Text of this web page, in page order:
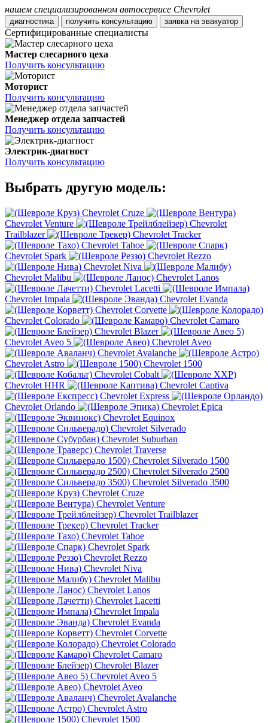
нашем специализированном автосервисе Chevrolet
диагностика получить консультацию заявка на эвакуатор
Сертифицированные специалисты
Мастер слесарного цеха
Получить консультацию
Моторист
Получить консультацию
Менеджер отдела запчастей
Получить консультацию
Электрик-диагност
Получить консультацию
Выбрать другую модель:
Chevrolet Cruze
Chevrolet Venture
Chevrolet
Trailblazer
Chevrolet Tracker
Chevrolet Tahoe
Chevrolet Spark
Chevrolet Rezzo
Chevrolet Niva
Chevrolet Malibu
Chevrolet Lanos
Chevrolet Lacetti
Chevrolet Impala
Chevrolet Evanda
Chevrolet Corvette
Chevrolet Colorado
Chevrolet Camaro
Chevrolet Blazer
Chevrolet Aveo 5
Chevrolet Aveo
Chevrolet Avalanche
Chevrolet Astro
Chevrolet 1500
Chevrolet Cobalt
Chevrolet HHR
Chevrolet Captiva
Chevrolet Express
Chevrolet Orlando
Chevrolet Epica
Chevrolet Equinox
Chevrolet Silverado
Chevrolet Suburban
Chevrolet Traverse
Chevrolet Silverado 1500
Chevrolet Silverado 2500
Chevrolet Silverado 3500
Chevrolet Cruze
Chevrolet Venture
Chevrolet Trailblazer
Chevrolet Tracker
Chevrolet Tahoe
Chevrolet Spark
Chevrolet Rezzo
Chevrolet Niva
Chevrolet Malibu
Chevrolet Lanos
Chevrolet Lacetti
Chevrolet Impala
Chevrolet Evanda
Chevrolet Corvette
Chevrolet Colorado
Chevrolet Camaro
Chevrolet Blazer
Chevrolet Aveo 5
Chevrolet Aveo
Chevrolet Avalanche
Chevrolet Astro
Chevrolet 1500